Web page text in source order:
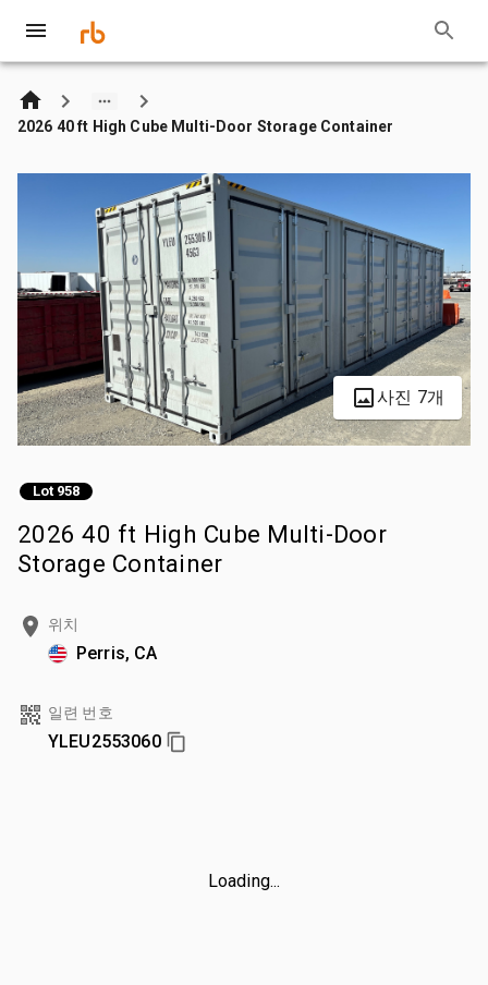
2026 40 ft High Cube Multi-Door Storage Container
사진 7개
Lot 958
2026 40 ft High Cube Multi-Door
Storage Container
위치
Perris, CA
일련 번호
YLEU2553060
Loading...